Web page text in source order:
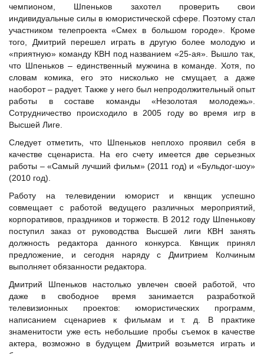
чемпионом, Шпеньков захотел проверить свои
индивидуальные силы в юмористической сфере. Поэтому стал
участником телепроекта «Смех в большом городе». Кроме
того, Дмитрий перешел играть в другую более молодую и
«приятную» команду КВН под названием«25-ая» . Вышло так,
что Шпеньков – единственный мужчина в команде. Хотя, по
словам комика, его это нисколько не смущает, а даже
наоборот – радует. Также у него был непродолжительный опыт
работы в составе команды «Незолотая молодежь».
Сотрудничество происходило в 2005 году во время игр в
Высшей Лиге.
Следует отметить, что Шпеньков неплохо проявил себя в
качестве сценариста. На его счету имеется две серьезных
работы – «Самый лучший фильм» (2011 год) и «Бульдог-шоу»
(2010 год).
Работу на телевидении юморист и квнщик успешно
совмещает с работой ведущего различных мероприятий,
корпоративов, праздников и торжеств. В 2012 году Шпенькову
поступил заказ от руководства Высшей лиги КВН занять
должность редактора данного конкурса. Квнщик принял
предложение, и сегодня наряду с Дмитрием Колчиным
выполняет обязанности редактора.
Дмитрий Шпеньков настолько увлечен своей работой, что
даже в свободное время занимается разработкой
телевизионных проектов: юмористических программ,
написанием сценариев к фильмам и т. д. В практике
знаменитости уже есть небольшие пробы съемок в качестве
актера, возможно в будущем Дмитрий возьмется играть и